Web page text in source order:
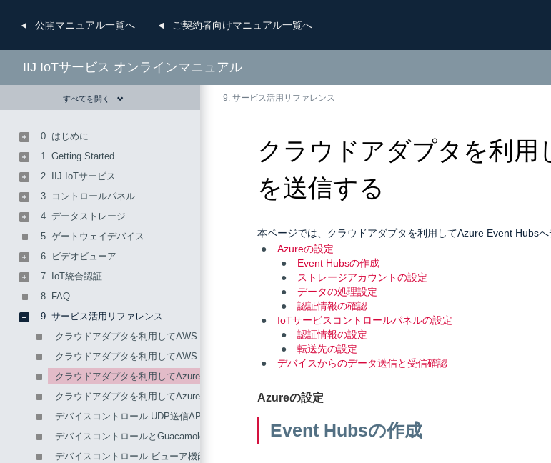
公開マニュアル一覧へ ご契約者向けマニュアル一覧へ
IIJ IoTサービス オンラインマニュアル
9. サービス活用リファレンス
クラウドアダプタを利用
を送信する
本ページでは、クラウドアダプタを利用してAzure Event Hubs
Azureの設定
Event Hubsの作成
ストレージアカウントの設定
データの処理設定
認証情報の確認
IoTサービスコントロールパネルの設定
認証情報の設定
転送先の設定
デバイスからのデータ送信と受信確認
Azureの設定
Event Hubsの作成
すべてを開く
0. はじめに
1. Getting Started
2. IIJ IoTサービス
3. コントロールパネル
4. データストレージ
5. ゲートウェイデバイス
6. ビデオビューア
7. IoT統合認証
8. FAQ
9. サービス活用リファレンス
クラウドアダプタを利用してAWS IoTへデータを送信する
クラウドアダプタを利用してAWS IoTへデータを送信する（Node-RED版）
クラウドアダプタを利用してAzure Event Hubsへデータを送信する
クラウドアダプタを利用してAzure IoT Hubへデータを送信する
デバイスコントロール UDP送信APIを用いてデバイスに制御命令を送信する
デバイスコントロールとGuacamoleを用いたリモートメンテナンス/リモートワーク
デバイスコントロール ビューア機能+CockpitによるLinuxリモート管理